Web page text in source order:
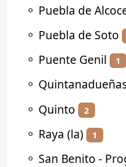
⚬ Puebla de
⚬ Puebla de Soto
⚬ Puente Genil 1
⚬
⚬ Quinto 2
⚬ Raya (la) 1
⚬ San Benito -